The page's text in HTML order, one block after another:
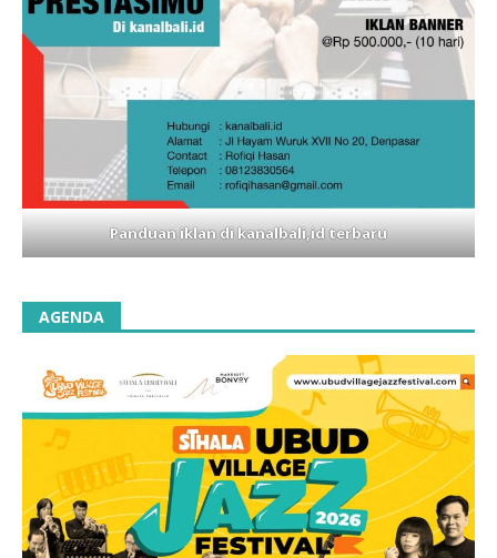
Panduan iklan di kanalbali,id terbaru
AGENDA